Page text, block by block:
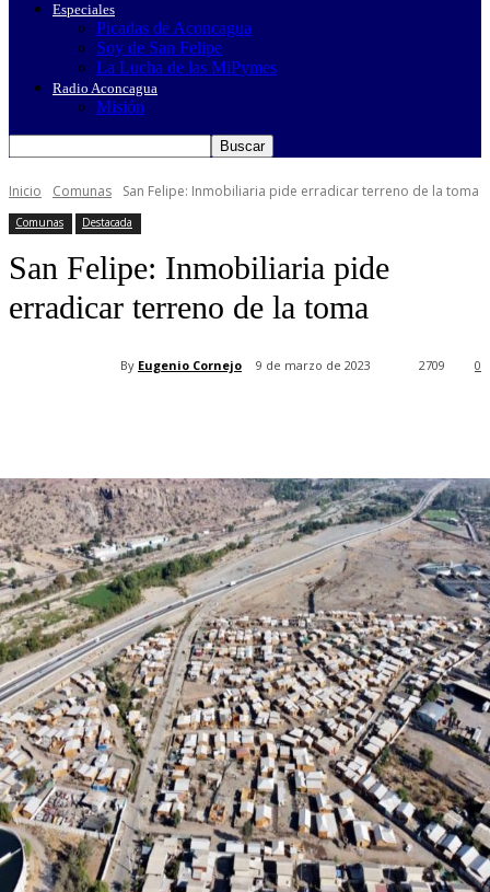
Especiales
Picadas de Aconcagua
Soy de San Felipe
La Lucha de las MiPymes
Radio Aconcagua
Misión
Inicio Comunas San Felipe: Inmobiliaria pide erradicar terreno de la toma
Comunas Destacada
San Felipe: Inmobiliaria pide
erradicar terreno de la toma
By Eugenio Cornejo 9 de marzo de 2023 0
2709